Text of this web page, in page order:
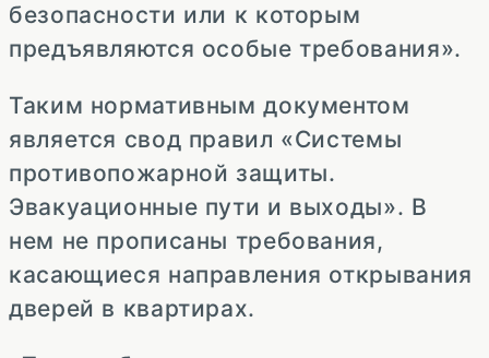
безопасности или к которым
предъявляются особые требования».
Таким нормативным документом
является свод правил «Системы
противопожарной защиты.
Эвакуационные пути и выходы». В
нем не прописаны требования,
касающиеся направления открывания
дверей в квартирах.